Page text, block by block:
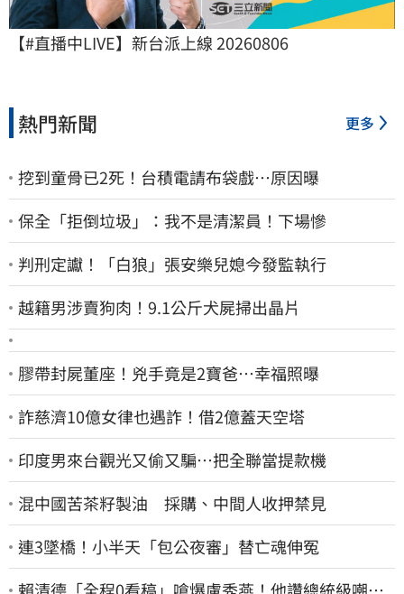
【#直播中LIVE】新台派上線 20260806
熱門新聞 更多
挖到童骨已2死！台積電請布袋戲…原因曝
保全「拒倒垃圾」：我不是清潔員！下場慘
判刑定讞！「白狼」張安樂兒媳今發監執行
越籍男涉賣狗肉！9.1公斤犬屍掃出晶片
膠帶封屍董座！兇手竟是2寶爸…幸福照曝
詐慈濟10億女律也遇詐！借2億蓋天空塔
印度男來台觀光又偷又騙…把全聯當提款機
混中國苦茶籽製油 採購、中間人收押禁見
連3墜橋！小半天「包公夜審」替亡魂伸冤